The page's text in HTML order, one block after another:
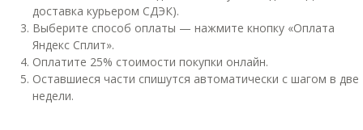
доставка курьером СДЭК).
Выберите способ оплаты — нажмите кнопку «Оплата
Яндекс Сплит».
Оплатите 25% стоимости покупки онлайн.
Оставшиеся части спишутся автоматически с шагом в две
недели.